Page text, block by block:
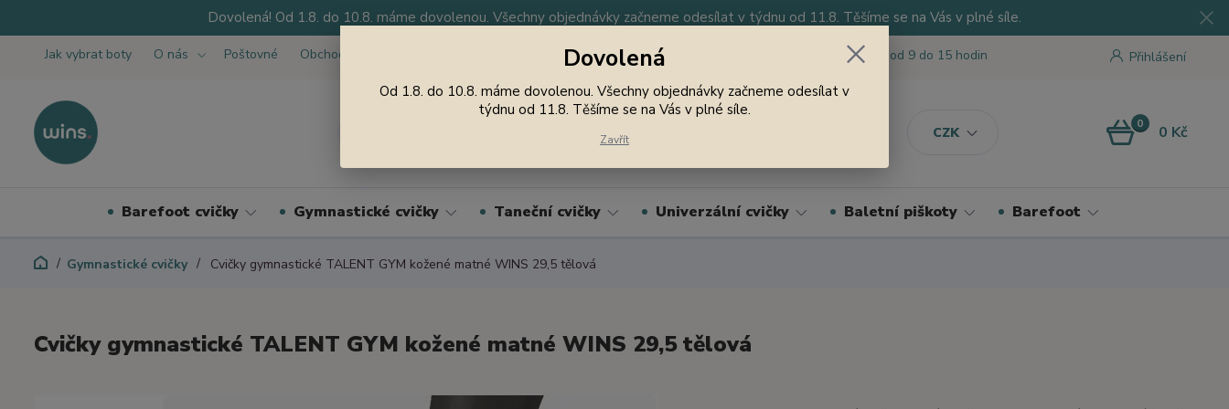
Dovolená! Od 1.8. do 10.8. máme dovolenou. Všechny objednávky začneme odesílat v týdnu od 11.8. Těšíme se na Vás v plné síle.
Jak vybrat boty O nás Poštovné Obchodní podmínky
CZK
Přihlášení
Nevíte si rady? Zavolejte. Jsme tu pro Vás od 9 do 15 hodin
0 0 Kč
Barefoot cvičky Gymnastické cvičky Taneční cvičky Univerzální cvičky Baletní piškoty Barefoot
Gymnastické cvičky Cvičky gymnastické TALENT GYM kožené matné WINS 29,5 tělová
Cvičky gymnastické TALENT GYM kožené matné WINS 29,5 tělová
Dovolená
Od 1.8. do 10.8. máme dovolenou. Všechny objednávky začneme odesílat v
týdnu od 11.8. Těšíme se na Vás v plné síle.
Zavřít